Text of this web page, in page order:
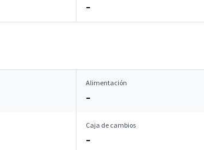
–
Alimentación
–
Caja de cambios
–